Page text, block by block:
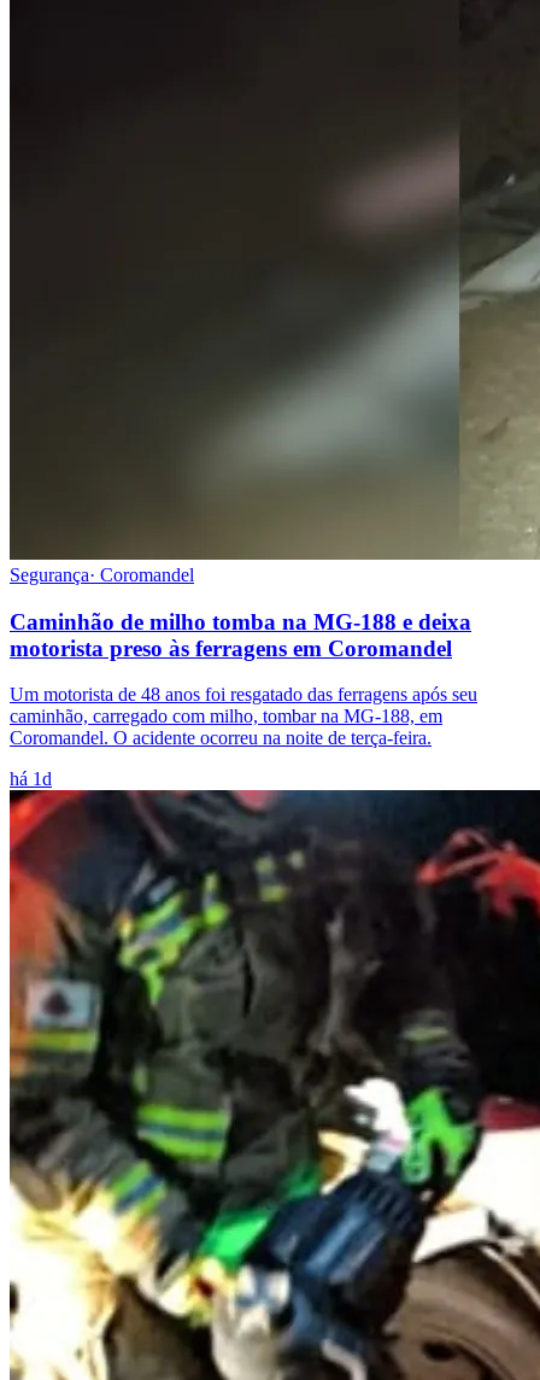
Segurança· Coromandel
Caminhão de milho tomba na MG-188 e deixa
motorista preso às ferragens em Coromandel
Um motorista de 48 anos foi resgatado das ferragens após seu
caminhão, carregado com milho, tombar na MG-188, em
Coromandel. O acidente ocorreu na noite de terça-feira.
há 1d